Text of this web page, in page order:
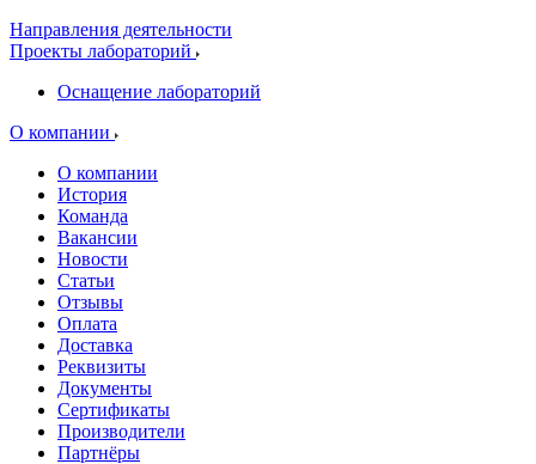
Направления деятельности
Проекты лабораторий
Оснащение лабораторий
О компании
О компании
История
Команда
Вакансии
Новости
Статьи
Отзывы
Оплата
Доставка
Реквизиты
Документы
Сертификаты
Производители
Партнёры